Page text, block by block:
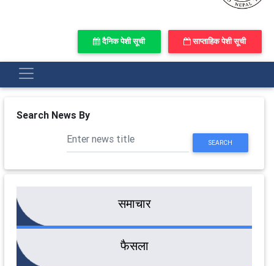
दैनिक पेशी सूची साप्ताहिक पेशी सूची
Search News By
SEARCH
समाचार
फैसला